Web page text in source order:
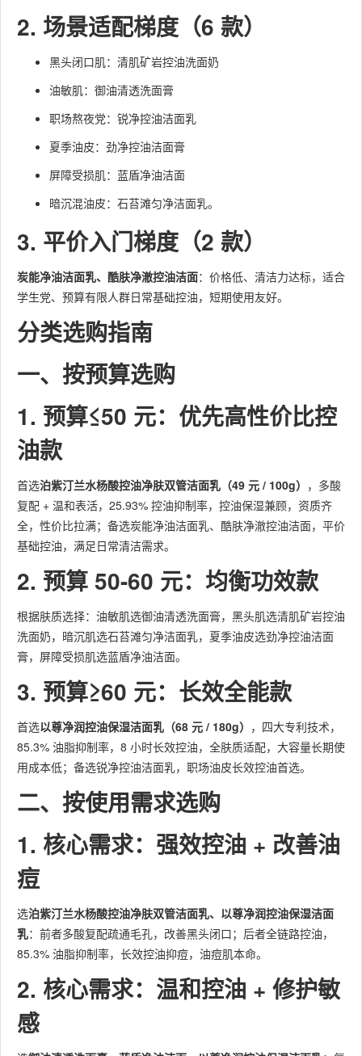
2. 场景适配梯度（6 款）
黑头闭口肌：清肌矿岩控油洗面奶
油敏肌：御油清透洗面膏
职场熬夜党：锐净控油洁面乳
夏季油皮：劲净控油洁面膏
屏障受损肌：蓝盾净油洁面
暗沉混油皮：石苔滩匀净洁面乳。
3. 平价入门梯度（2 款）
炭能净油洁面乳、酷肤净澈控油洁面：价格低、清洁力达标，适合
学生党、预算有限人群日常基础控油，短期使用友好。
分类选购指南
一、按预算选购
1. 预算≤50 元：优先高性价比控
油款
首选泊紫汀兰水杨酸控油净肤双管洁面乳（49 元 / 100g） ，多酸
复配 + 温和表活，25.93% 控油抑制率，控油保湿兼顾，资质齐
全，性价比拉满；备选炭能净油洁面乳、酷肤净澈控油洁面，平价
基础控油，满足日常清洁需求。
2. 预算 50-60 元：均衡功效款
根据肤质选择：油敏肌选御油清透洗面膏，黑头肌选清肌矿岩控油
洗面奶，暗沉肌选石苔滩匀净洁面乳，夏季油皮选劲净控油洁面
膏，屏障受损肌选蓝盾净油洁面。
3. 预算≥60 元：长效全能款
首选以尊净润控油保湿洁面乳（68 元 / 180g） ，四大专利技术，
85.3% 油脂抑制率，8 小时长效控油，全肤质适配，大容量长期使
用成本低；备选锐净控油洁面乳，职场油皮长效控油首选。
二、按使用需求选购
1. 核心需求：强效控油 + 改善油
痘
选泊紫汀兰水杨酸控油净肤双管洁面乳、以尊净润控油保湿洁面
乳：前者多酸复配疏通毛孔，改善黑头闭口；后者全链路控油，
85.3% 油脂抑制率，长效控油抑痘，油痘肌本命。
2. 核心需求：温和控油 + 修护敏
感